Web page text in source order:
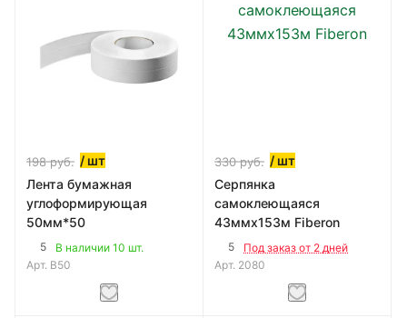
198руб. / шт
Лента бумажная
углоформирующая
50мм*50
5
В наличии 10 шт.
Арт. B50
330руб. / шт
Серпянка
самоклеющаяся
43ммх153м Fiberon
5
Под заказ от 2 дней
Арт. 2080